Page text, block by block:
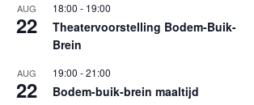
AUG
22
18:00 - 19:00
Theatervoorstelling Bodem-Buik-
Brein
AUG
22
19:00 -21:00
Bodem-buik-brein maaltijd